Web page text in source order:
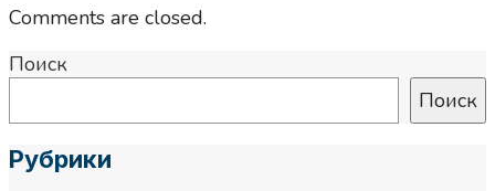
Comments are closed.
Поиск
Поиск
Рубрики